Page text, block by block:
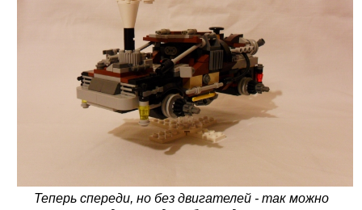
Теперь спереди, но без двигателей - так можно